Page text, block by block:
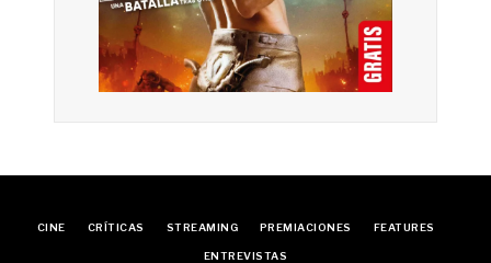
CINE CRÍTICAS STREAMING PREMIACIONES FEATURES
ENTREVISTAS